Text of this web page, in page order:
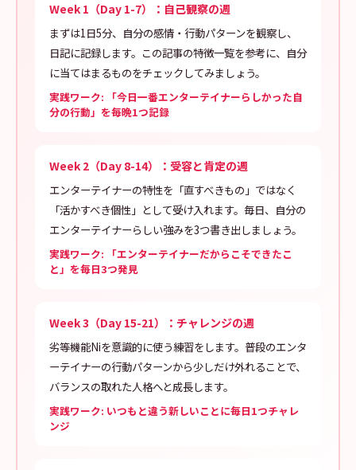
Week 1（Day 1-7）：自己観察の週
まずは1日5分、自分の感情・行動パターンを観察し、
日記に記録します。この記事の特徴一覧を参考に、自分
に当てはまるものをチェックしてみましょう。
実践ワーク: 「今日一番エンターテイナーらしかった自
分の行動」を毎晩1つ記録
Week 2（Day 8-14）：受容と肯定の週
エンターテイナーの特性を「直すべきもの」ではなく
「活かすべき個性」として受け入れます。毎日、自分の
エンターテイナーらしい強みを3つ書き出しましょう。
実践ワーク: 「エンターテイナーだからこそできたこ
と」を毎日3つ発見
Week 3（Day 15-21）：チャレンジの週
劣等機能Niを意識的に使う練習をします。普段のエンタ
ーテイナーの行動パターンから少しだけ外れることで、
バランスの取れた人格へと成長します。
実践ワーク: いつもと違う新しいことに毎日1つチャレ
ンジ